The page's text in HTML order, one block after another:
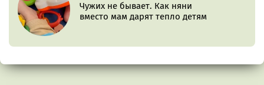
Чужих не бывает. Как няни
вместо мам дарят тепло детям